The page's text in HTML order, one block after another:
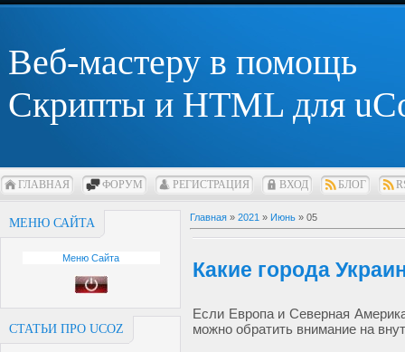
Веб-мастеру в помощь
Скрипты и HTML для
ГЛАВНАЯ ФОРУМ РЕГИСТРАЦИЯ ВХОД БЛОГ
МЕНЮ САЙТА
Меню Сайта
СТАТЬИ ПРО UCOZ
Главная » 2021 » Июнь » 05
Какие города
Если Европа и Северная
можно обратить внимание на